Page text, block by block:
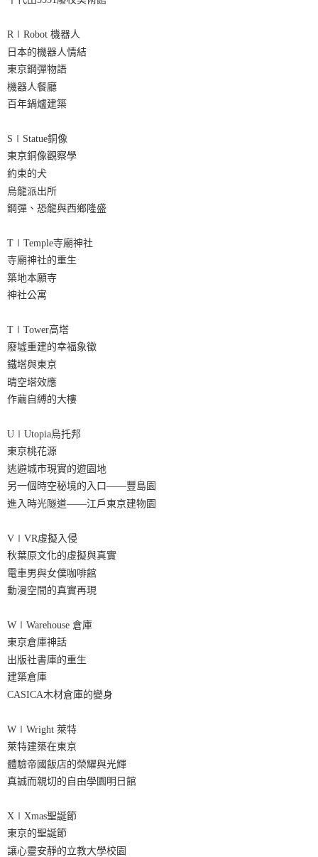
R∣Robot 機器人
日本的機器人情結
東京鋼彈物語
機器人餐廳
百年鍋爐建築
S∣Statue銅像
東京銅像觀察學
約束的犬
烏龍派出所
鋼彈、恐龍與西鄉隆盛
T∣Temple寺廟神社
寺廟神社的重生
築地本願寺
神社公寓
T∣Tower高塔
廢墟重建的幸福象徵
鐵塔與東京
晴空塔效應
作繭自縛的大樓
U∣Utopia烏托邦
東京桃花源
逃避城市現實的遊園地
另一個時空秘境的入口——豐島園
進入時光隧道——江戶東京建物園
V∣VR虛擬入侵
秋葉原文化的虛擬與真實
電車男與女僕咖啡館
動漫空間的真實再現
W∣Warehouse 倉庫
東京倉庫神話
出版社書庫的重生
建築倉庫
CASICA木材倉庫的變身
W∣Wright 萊特
萊特建築在東京
體驗帝國飯店的榮耀與光輝
真誠而親切的自由學園明日館
X∣Xmas聖誕節
東京的聖誕節
讓心靈安靜的立教大學校園